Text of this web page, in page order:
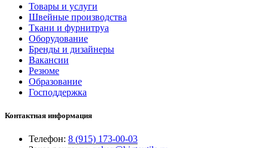
Товары и услуги
Швейные производства
Ткани и фурнитруа
Оборудование
Бренды и дизайнеры
Вакансии
Резюме
Образование
Господдержка
Контактная информация
Телефон: 8 (915) 173-00-03